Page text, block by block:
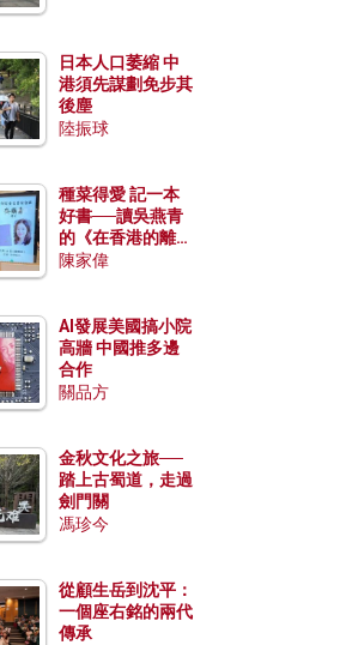
日本人口萎縮 中
港須先謀劃免步其
後塵
陸振球
種菜得愛 記一本
好書──讀吳燕青
的《在香港的離島
種菜》
陳家偉
AI發展美國搞小院
高牆 中國推多邊
合作
關品方
金秋文化之旅──
踏上古蜀道，走過
劍門關
馮珍今
從顧生岳到沈平：
一個座右銘的兩代
傳承